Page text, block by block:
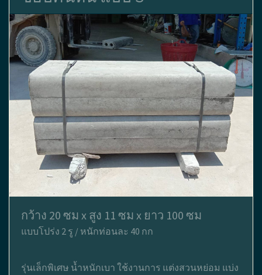
กว้าง 20 ซม x สูง 11 ซม x ยาว 100 ซม
แบบโปร่ง 2 รู / หนักท่อนละ 40 กก
รุ่นเล็กพิเศษ น้ำหนักเบา ใช้งานการ แต่งสวนหย่อม แบ่ง